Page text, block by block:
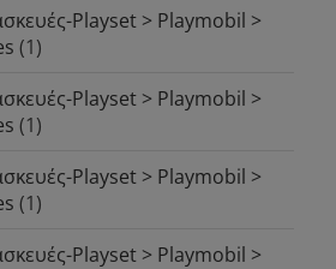
Playset > Playmobil >
(1)
Playset > Playmobil >
(1)
Playset > Playmobil >
(1)
Playset > Playmobil >